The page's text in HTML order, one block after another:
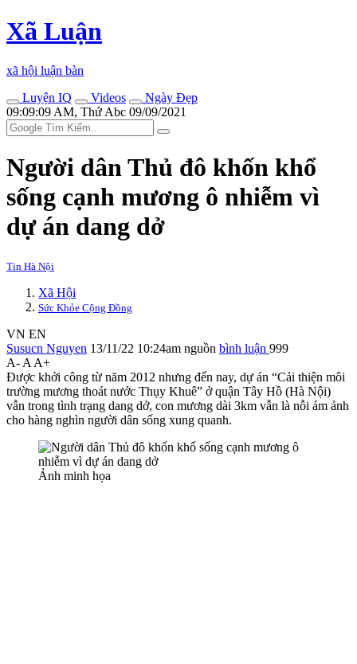
Xã Luận
xã hội luận bàn
Luyện IQ
Videos
Ngày Đẹp
09:09:09 AM, Thứ Abc 09/09/2021
Người dân Thủ đô khốn khổ
sống cạnh mương ô nhiễm vì
dự án dang dở
Tin Hà Nội
Xã Hội
Sức Khỏe Cộng Đồng
VN EN
Susucn Nguyen 13/11/22 10:24am nguồn bình luận 999
A- A A+
Được khởi công từ năm 2012 nhưng đến nay, dự án “Cải thiện môi
trường mương thoát nước Thụy Khuê” ở quận Tây Hồ (Hà Nội)
vẫn trong tình trạng dang dở, con mương dài 3km vẫn là nỗi ám ảnh
cho hàng nghìn người dân sống xung quanh.
Ảnh minh họa